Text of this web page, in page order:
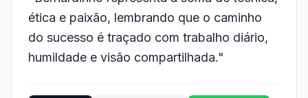
ética e paixão, lembrando que o caminho
do sucesso é traçado com trabalho diário,
humildade e visão compartilhada."